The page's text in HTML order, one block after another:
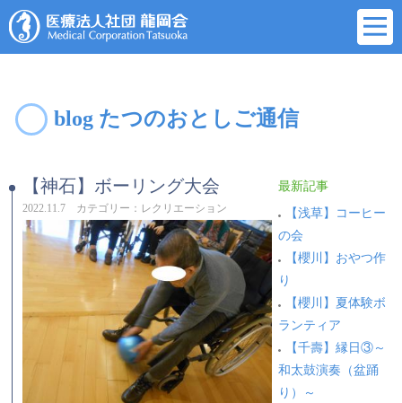
blog たつのおとしご通信
【神石】ボーリング大会
2022.11.7 カテゴリー：レクリエーション
最新記事
【浅草】コーヒー
の会
【櫻川】おやつ作
り
【櫻川】夏体験ボ
ランティア
【千壽】縁日③～
和太鼓演奏（盆踊
り）～